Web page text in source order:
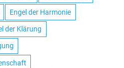
Engel der Harmonie
der Klärung